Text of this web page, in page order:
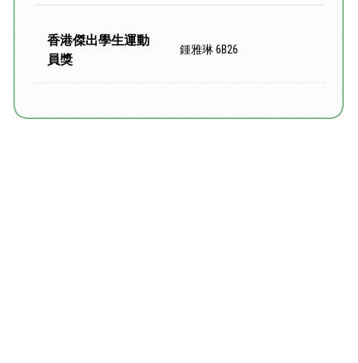
香港傑出學生運動
員獎
鍾雅琳 6B26